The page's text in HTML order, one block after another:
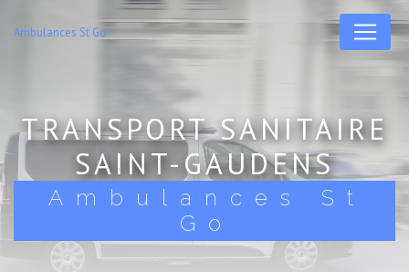
Ambulances St Go
TRANSPORT SANITAIRE
SAINT-GAUDENS
Ambulances St
Go
Panneau de gestion des cookies